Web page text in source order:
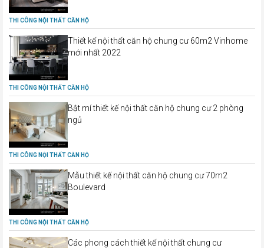
THI CÔNG NỘI THẤT CĂN HỘ
Thiết kế nội thất căn hộ chung cư 60m2 Vinhome
mới nhất 2022
THI CÔNG NỘI THẤT CĂN HỘ
Bật mí thiết kế nội thất căn hộ chung cư 2 phòng
ngủ
THI CÔNG NỘI THẤT CĂN HỘ
Mẫu thiết kế nội thất căn hộ chung cư 70m2
Boulevard
THI CÔNG NỘI THẤT CĂN HỘ
Các phong cách thiết kế nội thất chung cư